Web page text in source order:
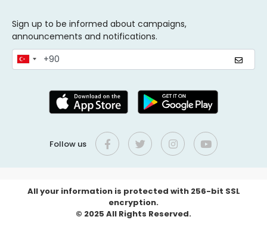
Sign up to be informed about campaigns,
announcements and notifications.
Follow us
All your information is protected with 256-bit SSL
encryption.
© 2025 All Rights Reserved.